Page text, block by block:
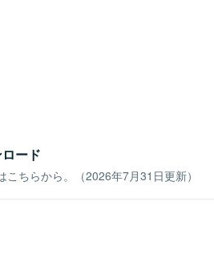
ード
ちらから。（2026年7月31日更新）